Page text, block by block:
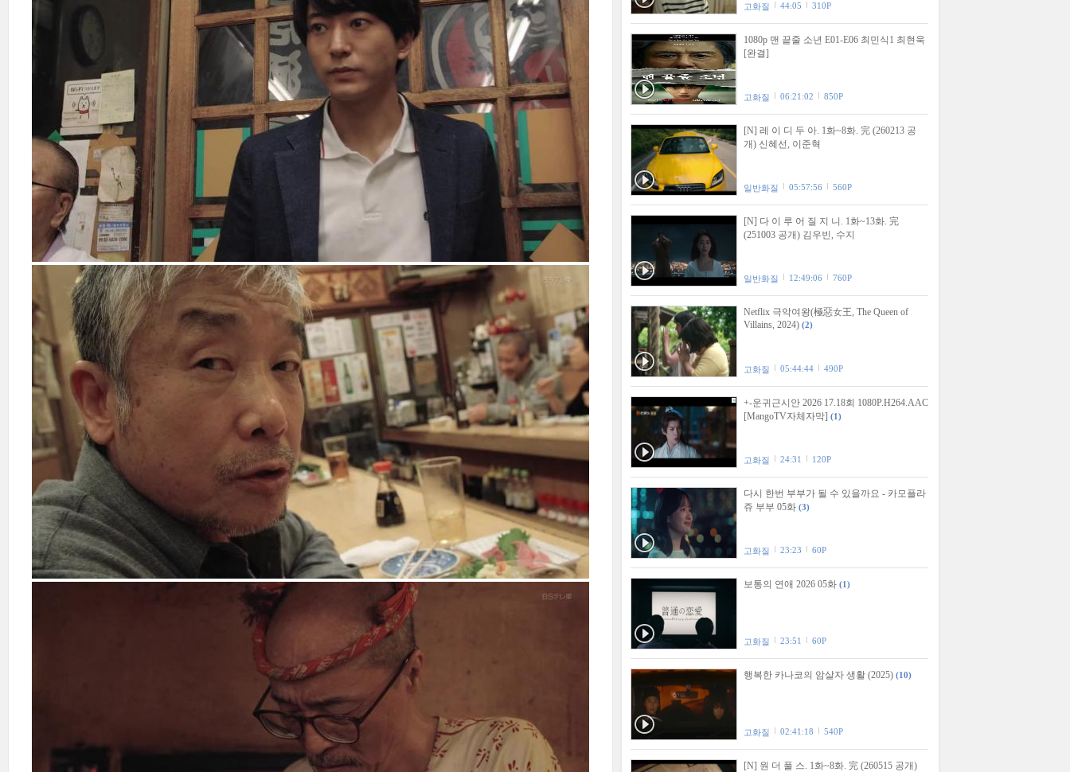
고화질 44:05 310P
1080p 맨 끝줄 소년 E01-E06 최민식1 최현욱
[완결]
고화질 06:21:02 850P
[N] 레 이 디 두 아. 1화~8화. 完 (260213 공
개) 신혜선, 이준혁
일반화질 05:57:56 560P
[N] 다 이 루 어 질 지 니. 1화~13화. 完
(251003 공개) 김우빈, 수지
일반화질 12:49:06 760P
Netflix 극악여왕(極惡女王, The Queen of
Villains, 2024) (2)
고화질 05:44:44 490P
+-운귀근시안 2026 17.18회 1080P.H264.AAC
[MangoTV자체자막] (1)
고화질 24:31 120P
다시 한번 부부가 될 수 있을까요 - 카모플라
쥬 부부 05화 (3)
고화질 23:23 60P
보통의 연애 2026 05화 (1)
고화질 23:51 60P
행복한 카나코의 암살자 생활 (2025) (10)
고화질 02:41:18 540P
[N] 원 더 풀 스. 1화~8화. 完 (260515 공개)